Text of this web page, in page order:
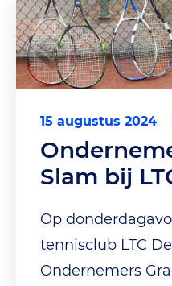
15 augustus 2024
Slam bij
Op
tennisclub LTC
Ondernemers